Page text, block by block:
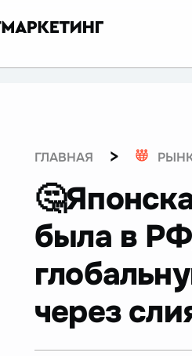
ГЛАВНАЯ >
была в
через